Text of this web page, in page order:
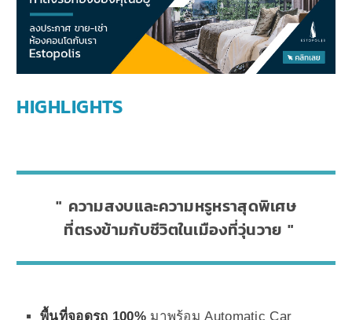
HIGHLIGHTS
ความสงบและความหรูหราสุดพิเศษ
ที่ตรงข้ามกับชีวิตในเมืองที่วุ่นวาย
พื้นที่จอดรถ 100%มาพร้อม Automatic Car